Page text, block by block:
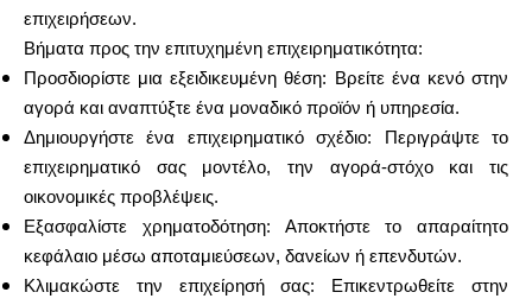
επιχειρήσεων.
Βήματα προς την επιτυχημένη επιχειρηματικότητα:
Προσδιορίστε μια εξειδικευμένη θέση: Βρείτε ένα κενό στην
αγορά και αναπτύξτε ένα μοναδικό προϊόν ή υπηρεσία.
Δημιουργήστε ένα επιχειρηματικό σχέδιο: Περιγράψτε το
επιχειρηματικό σας μοντέλο, την αγορά-στόχο και τις
οικονομικές προβλέψεις.
Εξασφαλίστε χρηματοδότηση: Αποκτήστε το απαραίτητο
κεφάλαιο μέσω αποταμιεύσεων, δανείων ή επενδυτών.
Κλιμακώστε την επιχείρησή σας: Επικεντρωθείτε στην